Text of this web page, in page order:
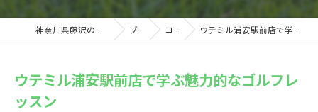
ブログ コラム ウテミル浦安駅前店で学ぶ魅力的なゴルフレッスン
ウテミル浦安駅前店で学ぶ魅力的なゴルフレ
ッスン